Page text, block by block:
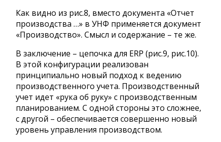
Как видно из рис.8, вместо документа «Отчет
производства …» в УНФ применяется документ
«Производство». Смысл и содержание – те же.
В заключение – цепочка для ERP (рис.9, рис.10).
В этой конфигурации реализован
принципиально новый подход к ведению
производственного учета. Производственный
учет идет «рука об руку» с производственным
планированием. С одной стороны это сложнее,
с другой – обеспечивается совершенно новый
уровень управления производством.